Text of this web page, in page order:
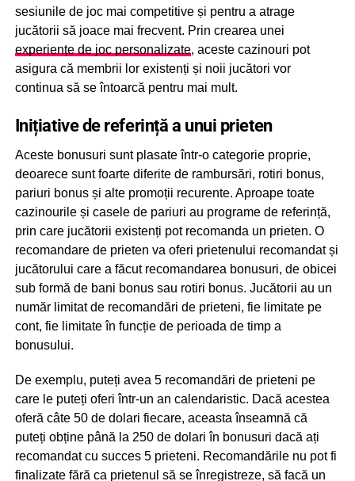
sesiunile de joc mai competitive și pentru a atrage
jucătorii să joace mai frecvent. Prin crearea unei
experiențe de joc personalizate, aceste cazinouri pot
asigura că membrii lor existenți și noii jucători vor
continua să se întoarcă pentru mai mult.
Inițiative de referință a unui prieten
Aceste bonusuri sunt plasate într-o categorie proprie,
deoarece sunt foarte diferite de rambursări, rotiri bonus,
pariuri bonus și alte promoții recurente. Aproape toate
cazinourile și casele de pariuri au programe de referință,
prin care jucătorii existenți pot recomanda un prieten. O
recomandare de prieten va oferi prietenului recomandat și
jucătorului care a făcut recomandarea bonusuri, de obicei
sub formă de bani bonus sau rotiri bonus. Jucătorii au un
număr limitat de recomandări de prieteni, fie limitate pe
cont, fie limitate în funcție de perioada de timp a
bonusului.
De exemplu, puteți avea 5 recomandări de prieteni pe
care le puteți oferi într-un an calendaristic. Dacă acestea
oferă câte 50 de dolari fiecare, aceasta înseamnă că
puteți obține până la 250 de dolari în bonusuri dacă ați
recomandat cu succes 5 prieteni. Recomandările nu pot fi
finalizate fără ca prietenul să se înregistreze, să facă un